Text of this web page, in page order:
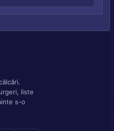
liste
s-o